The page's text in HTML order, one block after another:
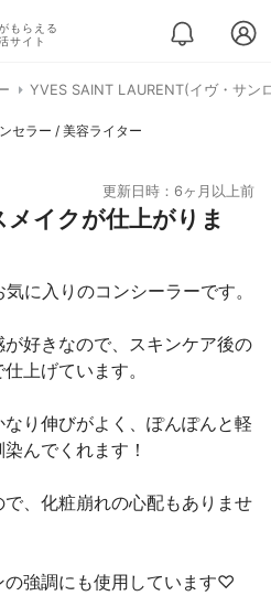
もらえる
サイト
YVES SAINT LAURENT(イヴ・サン
セラー / 美容ライター
更新日時：6ヶ月以上前
イクが仕上がりま
に入りのコンシーラーです。
好きなので、スキンケア後の
上げています。
り伸びがよく、ぽんぽんと軽
んでくれます！
、化粧崩れの心配もありませ
の強調にも使用しています♡